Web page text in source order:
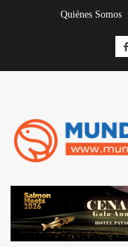
Quiénes Somos